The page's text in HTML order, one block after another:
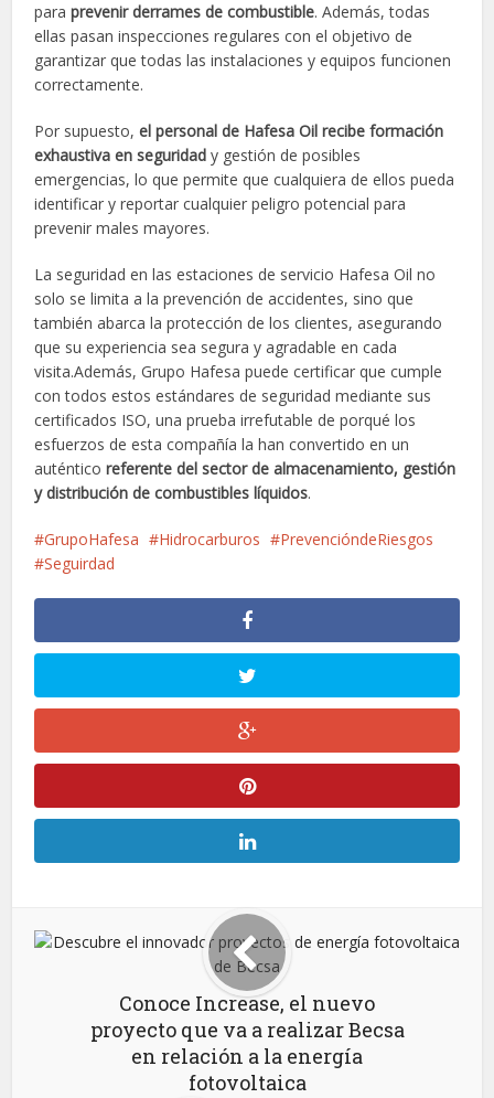
paraprevenir derrames de combustible. Además, todas
ellas pasan inspecciones regulares con el objetivo de
garantizar que todas las instalaciones y equipos funcionen
correctamente.
Por supuesto,el personal de Hafesa Oil recibe formación
exhaustiva en seguridad y gestión de posibles
emergencias, lo que permite que cualquiera de ellos pueda
identificar y reportar cualquier peligro potencial para
prevenir males mayores.
La seguridad en las estaciones de servicio Hafesa Oil no
solo se limita a la prevención de accidentes, sino que
también abarca la protección de los clientes, asegurando
que su experiencia sea segura y agradable en cada
visita.Además, Grupo Hafesa puede certificar que cumple
con todos estos estándares de seguridad mediante sus
certificados ISO, una prueba irrefutable de porqué los
esfuerzos de esta compañía la han convertido en un
auténtico referente del sector de almacenamiento, gestión
y distribución de combustibles líquidos.
GrupoHafesa Hidrocarburos
PrevencióndeRiesgos
Seguirdad
Conoce Increase, el nuevo
proyecto que va a realizar Becsa
en relación a la energía
fotovoltaica